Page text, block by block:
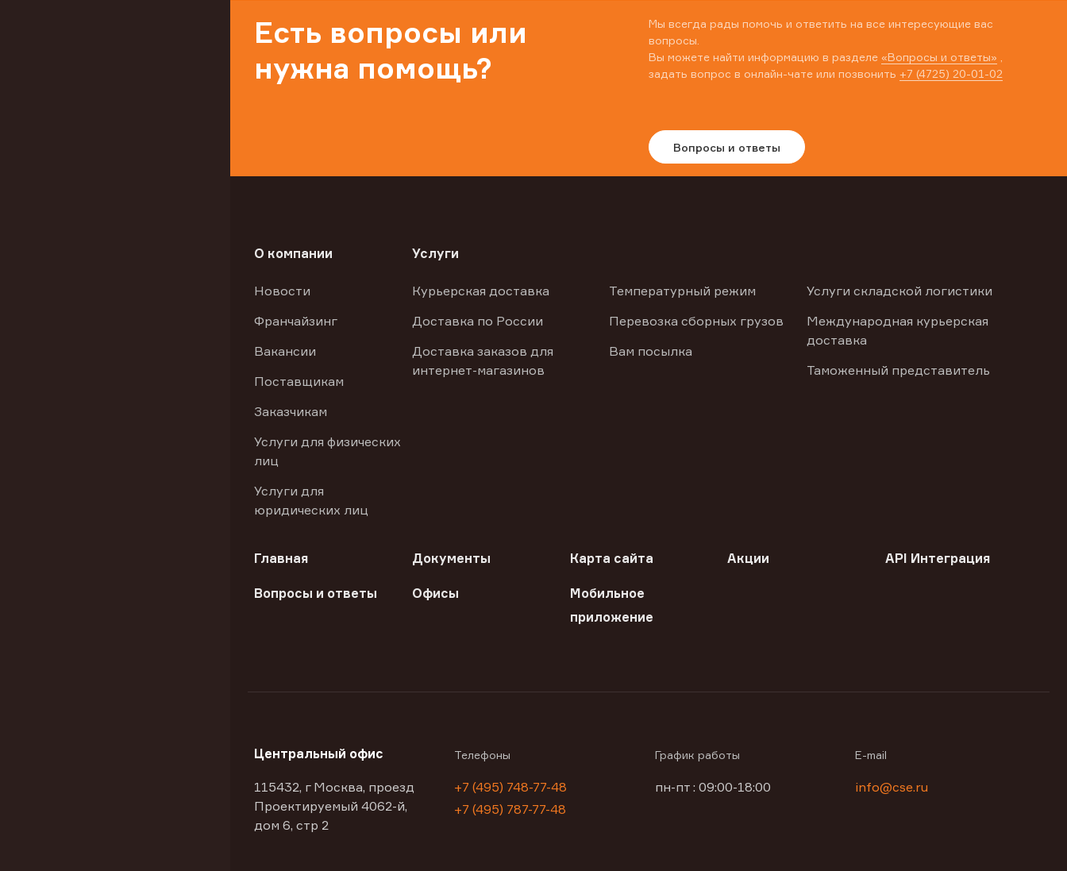
Есть вопросы или
нужна помощь?
Мы всегда рады помочь и ответить на все интересующие вас
вопросы.
Вы можете найти информацию в разделе «Вопросы и ответы»
задать вопрос в онлайн-чате или позвонить +7 (4725) 20-01-02
Вопросы и ответы
О компании
Новости
Франчайзинг
Вакансии
Поставщикам
Заказчикам
Услуги для физических
лиц
Услуги для
юридических лиц
Услуги
Курьерская доставка
Доставка по России
Доставка заказов для
интернет-магазинов
Температурный режим
Перевозка сборных грузов
Вам посылка
Услуги складской логистики
Международная курьерская
доставка
Таможенный представитель
Главная Документы Карта сайта Акции API Интеграция
Вопросы и ответы Офисы
Мобильное
приложение
Центральный офис
115432, г Москва, проезд
Проектируемый 4062-й,
дом 6, стр 2
Телефоны
+7 (495) 748-77-48
+7 (495) 787-77-48
График работы
пн-пт : 09:00-18:00
E-mail
info@cse.ru